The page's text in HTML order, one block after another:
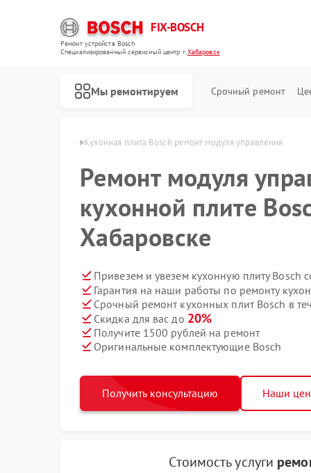
FIX-BOSCH
Ремонт устройств Bosch
Специализированный cервисный центр г.Хабаровск
Мы ремонтируем Срочный ремонт
Кухонная плита Bosch ремонт модуля управления
Ремонт модуля
кухонной плите
Хабаровске
Привезем и увезем кухонную плиту Bosch
Гарантия на наши работы по ремонту
Срочный ремонт кухонных плит Bosch в
Скидка для вас до 20%
Получите 1500 рублей на ремонт
Оригинальные комплектующие Bosch
Получить консультацию Наши
Стоимость услуги